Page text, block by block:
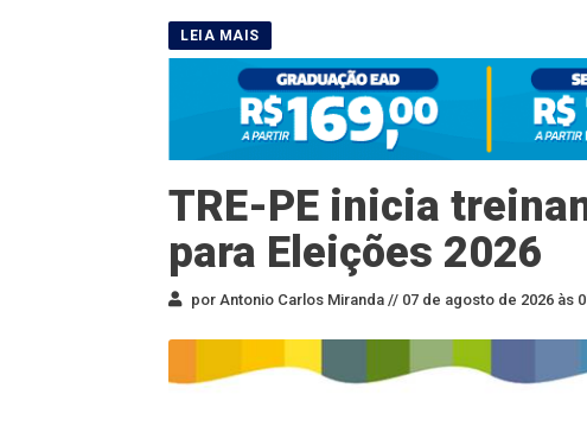
TRE-PE inicia
para Eleições 2026
por Antonio Carlos Miranda // 07 de agosto de 2026 às